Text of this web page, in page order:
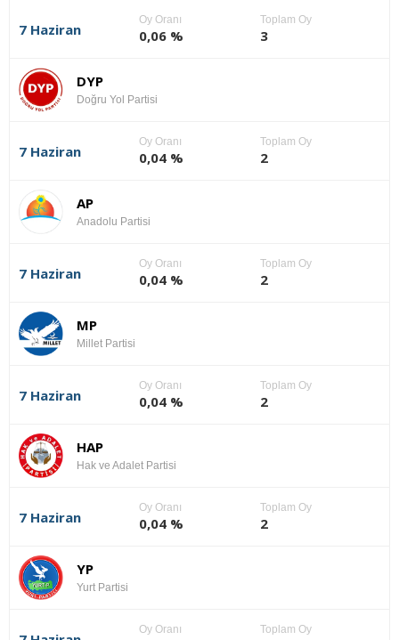
7 Haziran
Oy Oranı
0,06 %
Toplam Oy
3
DYP
Doğru Yol Partisi
7 Haziran
Oy Oranı
0,04 %
Toplam Oy
2
AP
Anadolu Partisi
7 Haziran
Oy Oranı
0,04 %
Toplam Oy
2
MP
Millet Partisi
7 Haziran
Oy Oranı
0,04 %
Toplam Oy
2
HAP
Hak ve Adalet Partisi
7 Haziran
Oy Oranı
0,04 %
Toplam Oy
2
YP
Yurt Partisi
Oy Oranı Toplam Oy